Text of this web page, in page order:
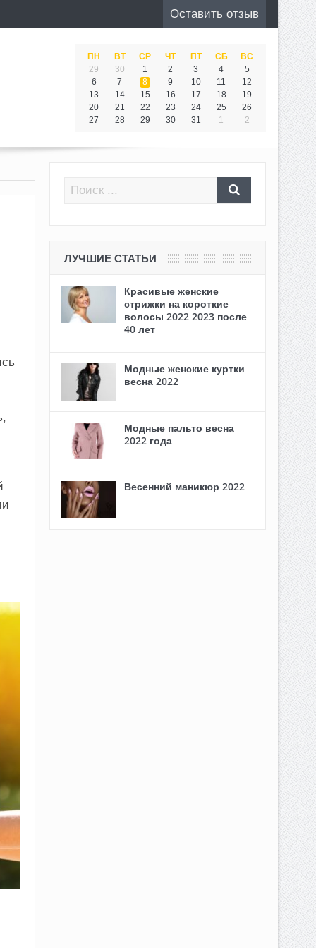
Оставить отзыв
ПН ВТ СР ЧТ ПТ СБ
ВС
29
30 1 2 3 4
5
6
7 8 9 10 11
12
13
14 15 16 17 18
19
20
21 22 23 24 25
26
27
28 29 30 31 1 2
ЛУЧШИЕ СТАТЬИ
Красивые женские
стрижки на короткие
волосы 2022 2023 после
40 лет
Модные женские куртки
весна 2022
Модные пальто весна
2022 года
Весенний маникюр 2022